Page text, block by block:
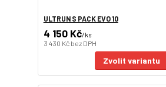
ULTRUN S PACK EVO 10
4 150 Kč/ks
3 430 Kč bez DPH
Zvolit variantu